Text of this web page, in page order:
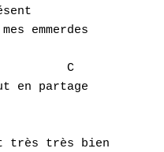
emmerdes
C
en partage
D7
très très bien
D
F